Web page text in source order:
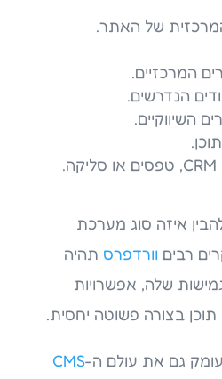
של האתר.
המרכזיים.
הנדרשים.
השיווקיים.
איזה סוג מערכת
רבים וורדפרס תהיה
שלה, אפשרויות
תוכן בצורה פשוטה יחסית.
גם את עולם ה-CMS